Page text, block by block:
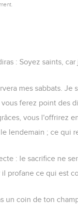
: Soyez saints, car
mes sabbats. Je
ferez point des
vous l'offrirez
lendemain ; ce qui
: le sacrifice ne
profane ce qui est
un coin de ton